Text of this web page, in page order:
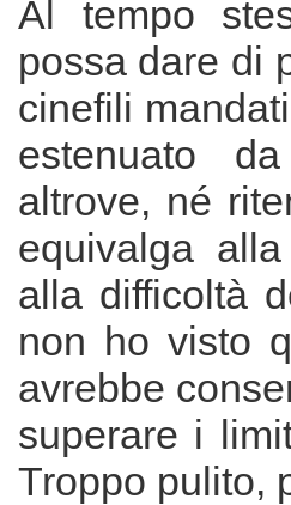
Al tempo
possa dare di
cinefili
estenuato
altrove, né
equivalga
alla difficoltà
non ho visto
avrebbe
superare i
Troppo pulito,